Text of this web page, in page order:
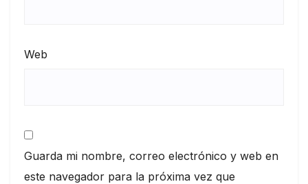
Web
Guarda mi nombre, correo electrónico y web en
este navegador para la próxima vez que